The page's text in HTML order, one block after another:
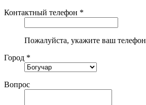
Контактный телефон *
Пожалуйста, укажите ваш телефон
Город *
Вопрос